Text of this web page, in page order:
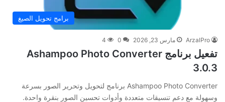
برامج تحويل الصيغ
ArzalPro مارس 23, 2026 0
4
تفعيل برنامج Ashampoo Photo Converter
3.0.3
Ashampoo Photo Converter برنامج لتحويل وتحرير الصور بسرعة
وسهولة مع دعم تنسيقات متعددة وأدوات تحسين الصور بنقرة واحدة.